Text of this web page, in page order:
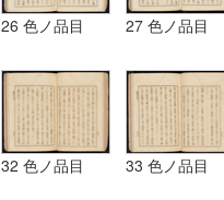
26 色ノ品目 27 色ノ品目
32 色ノ品目 33 色ノ品目